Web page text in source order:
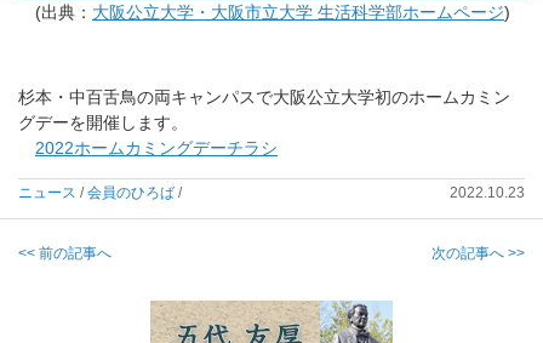
(出典： 大阪公立大学・大阪市立大学 生活科学部ホームページ)
杉本・中百舌鳥の両キャンパスで大阪公立大学初のホームカミン
グデーを開催します。
2022ホームカミングデーチラシ
ニュース /会員のひろば / 2022.10.23
<< 前の記事へ 次の記事へ >>